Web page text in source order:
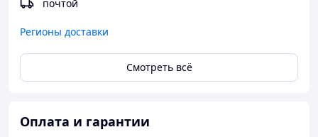
По всем вопросам пишите на почту:
work1983.g@yandex.ru
почтой
Регионы доставки
Смотреть всё
Оплата и гарантии